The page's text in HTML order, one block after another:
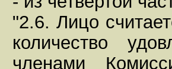
"2.6. Лицо
количество
членами